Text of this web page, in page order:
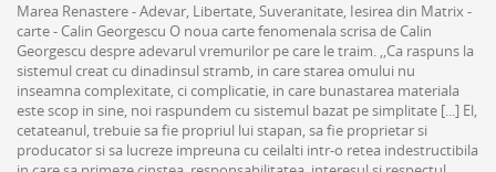
Marea Renastere - Adevar, Libertate, Suveranitate, Iesirea din Matrix -
carte - Calin Georgescu O noua carte fenomenala scrisa de Calin
Georgescu despre adevarul vremurilor pe care le traim. ,,Ca raspuns la
sistemul creat cu dinadinsul stramb, in care starea omului nu
inseamna complexitate, ci complicatie, in care bunastarea materiala
este scop in sine, noi raspundem cu sistemul bazat pe simplitate [...] El,
cetateanul, trebuie sa fie propriul lui stapan, sa fie proprietar si
producator si sa lucreze impreuna cu ceilalti intr-o retea indestructibila